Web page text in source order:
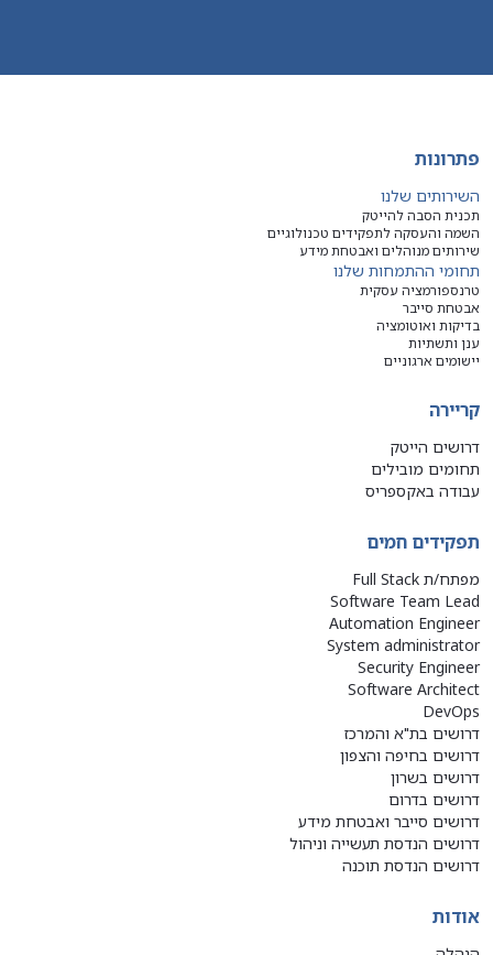
פתרונות
השירותים שלנו
תכנית הסבה להייטק
השמה והעסקה לתפקידים טכנולוגיים
שירותים מנוהלים ואבטחת מידע
תחומי ההתמחות שלנו
טרנספורמציה עסקית
אבטחת סייבר
בדיקות ואוטומציה
ענן ותשתיות
יישומים ארגוניים
קריירה
דרושים הייטק
תחומים מובילים
עבודה באקספריס
תפקידים חמים
מפתח/ת Full Stack
Software Team Lead
Automation Engineer
System administrator
Security Engineer
Software Architect
DevOps
דרושים בת"א והמרכז
דרושים בחיפה והצפון
דרושים בשרון
דרושים בדרום
דרושים סייבר ואבטחת מידע
דרושים הנדסת תעשייה וניהול
דרושים הנדסת תוכנה
אודות